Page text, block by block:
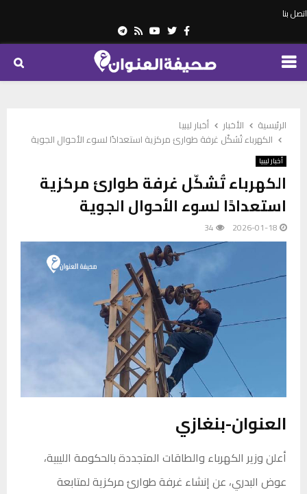
اتصل بنا
Facebook
Twitter
Youtube
Rss
Telegram
PRIMARY
الرئيسية الأخبار
أخبار ليبيا
الكهرباء تُشكّل غرفة طوارئ مركزية استعدادًا لسوء الأحوال الجوية
أخبار ليبيا
الكهرباء تُشكّل غرفة طوارئ مركزية
استعدادًا لسوء الأحوال الجوية
2026-01-18
34
العنوان-بنغازي
أعلن وزير الكهرباء والطاقات المتجددة بالحكومة الليبية،
عوض البدري، عن إنشاء غرفة طوارئ مركزية لمتابعة